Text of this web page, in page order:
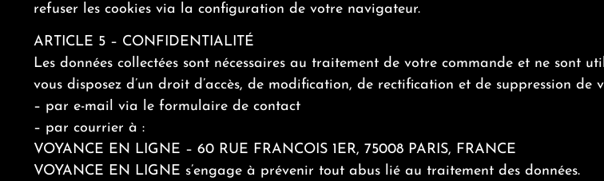
refuser les cookies via la configuration de votre navigateur.
ARTICLE 5 – CONFIDENTIALITÉ
Les données collectées sont nécessaires au traitement de votre commande et ne sont
vous disposez d’un droit d’accès, de modification, de rectification et de suppression de
– par e-mail via le formulaire de contact
– par courrier à :
VOYANCE EN LIGNE – 60 RUE FRANCOIS 1ER, 75008 PARIS, FRANCE
VOYANCE EN LIGNE s’engage à prévenir tout abus lié au traitement des données.